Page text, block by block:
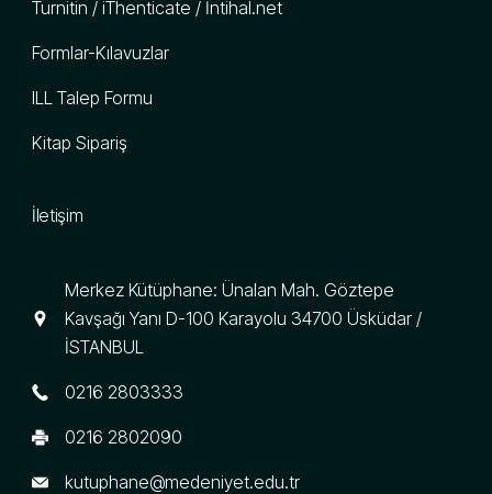
Turnitin / iThenticate / İntihal.net
Formlar-Kılavuzlar
ILL Talep Formu
Kitap Sipariş
İletişim
Merkez Kütüphane: Ünalan Mah. Göztepe
Kavşağı Yanı D-100 Karayolu 34700 Üsküdar /
İSTANBUL
0216 2803333
0216 2802090
kutuphane@medeniyet.edu.tr